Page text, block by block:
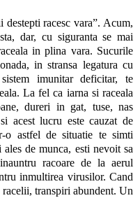
racesc vara”. Acum,
dar, cu siguranta se mai
in plina vara. Sucurile
in stransa legatura cu
imunitar deficitar, te
La fel ca iarna si raceala
dureri in gat, tuse, nas
acest lucru este cauzat de
o astfel de situatie te simti
de munca, esti nevoit sa
racoare de la aerul
inmultirea virusilor. Cand
transpiri abundent. Un